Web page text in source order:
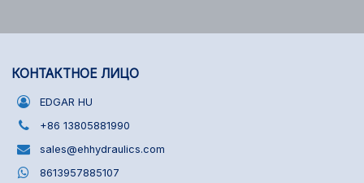
КОНТАКТНОЕ ЛИЦО
EDGAR HU
+86 13805881990
sales@ehhydraulics.com
8613957885107